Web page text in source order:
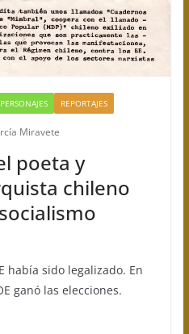
PERSONAJES REPORTAJES
Miravete
poeta y
chileno
había sido legalizado. En
ganó las elecciones.